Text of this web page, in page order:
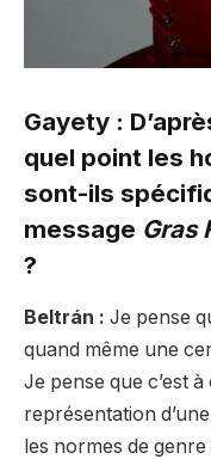
Gayety :
quel point les
sont-ils
message Gras
?
Beltrán : Je pense
quand même une
Je pense que c’est
représentation
les normes de